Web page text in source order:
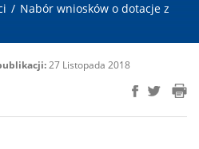
/ Nabór wniosków o dotacje z
27 Listopada 2018